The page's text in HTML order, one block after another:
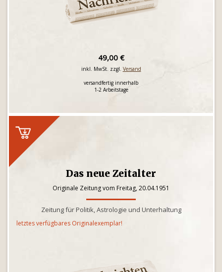
49,00 €
inkl. MwSt. zzgl. Versand
versandfertig innerhalb
1-2 Arbeitstage
Das neue Zeitalter
Originale Zeitung vom Freitag, 20.04.1951
Zeitung für Politik, Astrologie und Unterhaltung
letztes verfügbares Originalexemplar!